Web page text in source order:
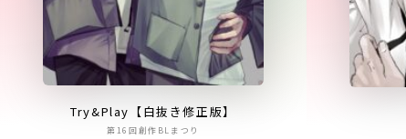
Try&Play【白抜き修正版】
第16回創作BLまつり